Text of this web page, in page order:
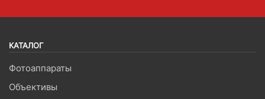
КАТАЛОГ
Фотоаппараты
Объективы